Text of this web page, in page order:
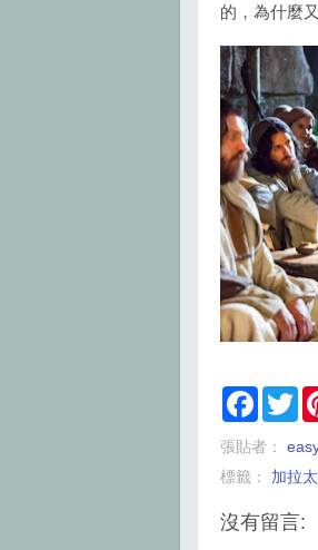
的，為什麼
F
e
o
k
T
w
t
e
張貼者：
標籤： 加拉
沒有留言: